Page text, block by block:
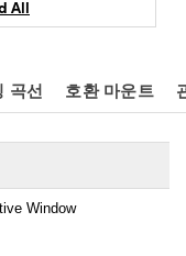
All
곡선 호환 마운트
Window